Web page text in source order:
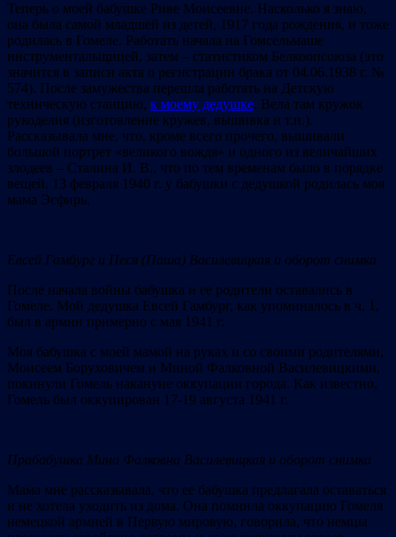
Теперь о моей бабушке Риве Моисеевне. Насколько я знаю,
она была самой младшей из детей, 1917 года рождения, и тоже
родилась в Гомеле. Работать начала на Гомсельмаше
инструментальщицей, затем – статистиком Белкоопсоюза (это
значится в записи акта о регистрации брака от 04.06.1938 г. №
574). После замужества перешла работать на Детскую
техническую станцию, к моему дедушке. Вела там кружок
рукоделия (изготовление кружев, вышивка и т.п.).
Рассказывала мне, что, кроме всего прочего, вышивали
большой портрет «великого вождя» и одного из величайших
злодеев – Сталина И. В., что по тем временам было в порядке
вещей. 13 февраля 1940 г. у бабушки с дедушкой родилась моя
мама Эсфирь.
Евсей Гамбург и Песя (Паша) Василевицкая и оборот снимка
После начала войны бабушка и ее родители оставались в
Гомеле. Мой дедушка Евсей Гамбург, как упоминалось в ч. 1,
был в армии примерно с мая 1941 г.
Моя бабушка с моей мамой на руках и со своими родителями,
Моисеем Боруховичем и Миной Фалковной Василевицкими,
покинули Гомель накануне оккупации города. Как известно,
Гомель был оккупирован 17-19 августа 1941 г.
Прабабушка Мина Фалковна Василевицкая и оборот снимка
Мама мне рассказывала, что ее бабушка предлагала оставаться
и не хотела уходить из дома. Она помнила оккупацию Гомеля
немецкой армией в Первую мировую, говорила, что немцы